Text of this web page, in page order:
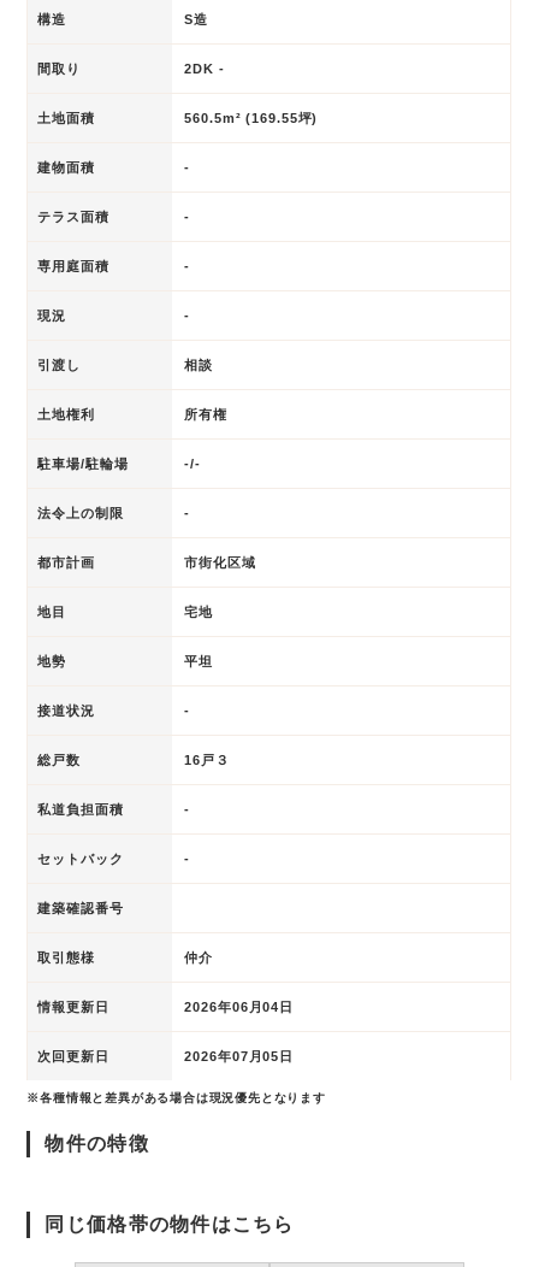
構造 S造
間取り 2DK -
土地面積 560.5m² (169.55坪)
建物面積 -
テラス面積 -
専用庭面積 -
現況 -
引渡し 相談
土地権利 所有権
駐車場/駐輪場 -/-
法令上の制限 -
都市計画 市街化区域
地目 宅地
地勢 平坦
接道状況 -
総戸数 16戸３
私道負担面積 -
セットバック -
建築確認番号
取引態様 仲介
情報更新日 2026年06月04日
次回更新日 2026年07月05日
※各種情報と差異がある場合は現況優先となります
物件の特徴
同じ価格帯の物件はこちら